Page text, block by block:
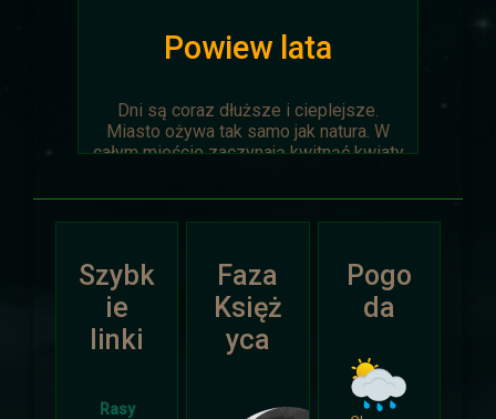
Powiew lata
Dni są coraz dłuższe i cieplejsze.
Miasto ożywa tak samo jak natura. W
całym mieście zaczynają kwitnąć kwiaty
niej udział niech napisze do
Dariusza.
Otrzyma mały upominek.
Atak Zimy i Święta
Szybk
ie
linki
Rasy
Faza
Księż
yca
Pogo
da